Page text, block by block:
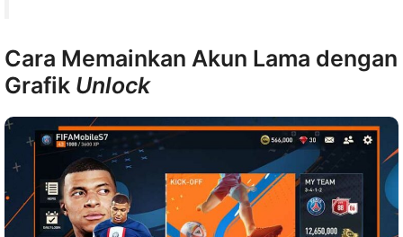
Cara Memainkan Akun Lama dengan
Grafik Unlock